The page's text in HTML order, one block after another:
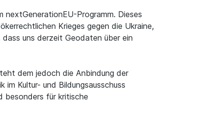
Programm. Dieses
Krieges gegen die Ukraine,
uns derzeit Geodaten über ein
dem jedoch die Anbindung der
Kultur- und Bildungsausschuss
besonders für kritische